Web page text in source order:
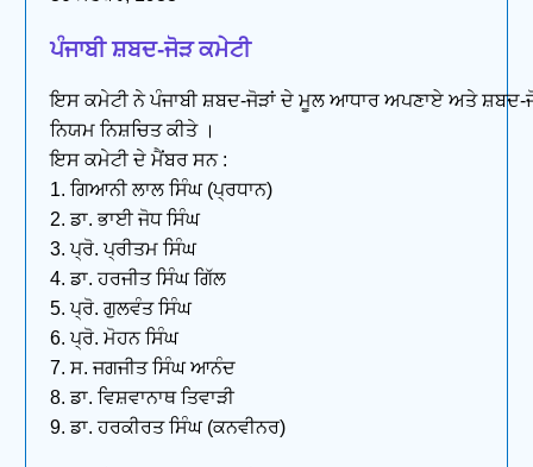
ਪੰਜਾਬੀ ਸ਼ਬਦ-ਜੋੜ ਕਮੇਟੀ
ਇਸ ਕਮੇਟੀ ਨੇ ਪੰਜਾਬੀ ਸ਼ਬਦ-ਜੋੜਾਂ ਦੇ ਮੂਲ ਆਧਾਰ ਅਪਣਾਏ ਅਤੇ ਸ਼ਬਦ-
ਨਿਯਮ ਨਿਸ਼ਚਿਤ ਕੀਤੇ ।
ਇਸ ਕਮੇਟੀ ਦੇ ਮੈਂਬਰ ਸਨ :
1. ਗਿਆਨੀ ਲਾਲ ਸਿੰਘ (ਪ੍ਰਧਾਨ)
2. ਡਾ. ਭਾਈ ਜੋਧ ਸਿੰਘ
3. ਪ੍ਰੋ. ਪ੍ਰੀਤਮ ਸਿੰਘ
4. ਡਾ. ਹਰਜੀਤ ਸਿੰਘ ਗਿੱਲ
5. ਪ੍ਰੋ. ਗੁਲਵੰਤ ਸਿੰਘ
6. ਪ੍ਰੋ. ਮੋਹਨ ਸਿੰਘ
7. ਸ. ਜਗਜੀਤ ਸਿੰਘ ਆਨੰਦ
8. ਡਾ. ਵਿਸ਼ਵਾਨਾਥ ਤਿਵਾੜੀ
9. ਡਾ. ਹਰਕੀਰਤ ਸਿੰਘ (ਕਨਵੀਨਰ)